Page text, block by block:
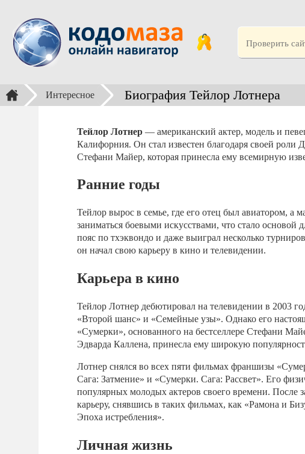
Интересное Биография Тейлор Лотнера
Тейлор Лотнер — американский актер, модель и
Калифорния. Он стал известен благодаря своей
Стефани Майер, которая принесла ему всемирную
Ранние годы
Тейлор вырос в семье, где его отец был авиатором, а
заниматься боевыми искусствами, что стало
пояс по тхэквондо и даже выиграл несколько
он начал свою карьеру в кино и телевидении.
Карьера в кино
Тейлор Лотнер дебютировал на телевидении в 2003
«Второй шанс» и «Семейные узы». Однако его
«Сумерки», основанного на бестселлере Стефани
Эдварда Каллена, принесла ему широкую
Лотнер снялся во всех пяти фильмах франшизы
Сага: Затмение» и «Сумерки. Сага: Рассвет». Его
популярных молодых актеров своего времени.
карьеру, снявшись в таких фильмах, как «Рамона и
Эпоха истребления».
Личная жизнь